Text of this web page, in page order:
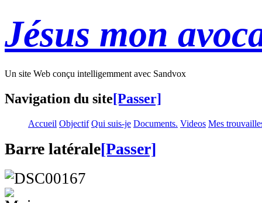
Jésus mon
Un site Web conçu intelligemment avec Sandvox
Navigation du site[Passer]
Accueil Objectif Qui suis-je Documents. Videos Mes
Barre latérale[Passer]